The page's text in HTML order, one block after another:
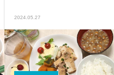
2024.05.27